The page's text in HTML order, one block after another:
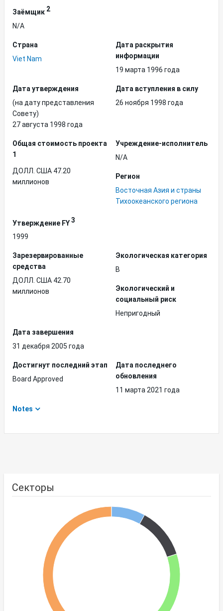
Заёмщик 2
N/A
Страна
Viet Nam
Дата раскрытия
информации
19 марта 1996 года
Дата утверждения
(на дату представления
Совету)
27 августа 1998 года
Дата вступления в силу
26 ноября 1998 года
Общая стоимость проекта
1
ДОЛЛ. США 47.20
миллионов
Учреждение-исполнитель
N/A
Регион
Восточная Азия и страны
Тихоокеанского региона
Утверждение FY3
1999
Зарезервированные
средства
ДОЛЛ. США 42.70
миллионов
Экологическая категория
B
Экологический и
социальный риск
Непригодный
Дата завершения
31 декабря 2005 года
Достигнут последний этап
Board Approved
Дата последнего
обновления
11 марта 2021 года
Notes
Секторы